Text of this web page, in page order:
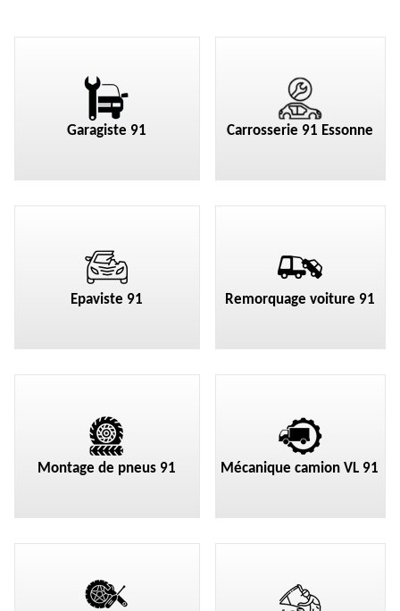
Garagiste 91 Carrosserie 91 Essonne
Epaviste 91 Remorquage voiture 91
Montage de pneus 91 Mécanique camion VL 91